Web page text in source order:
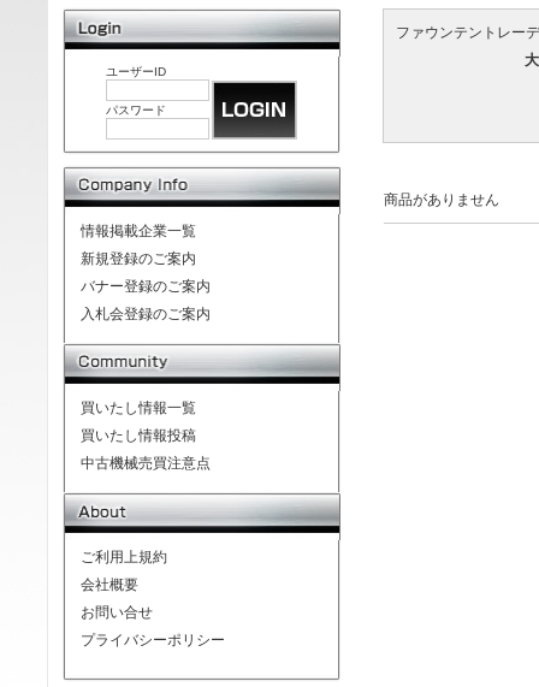
ファウンテントレー
商品がありません
ユーザーID
パスワード
情報掲載企業一覧
新規登録のご案内
バナー登録のご案内
入札会登録のご案内
買いたし情報一覧
買いたし情報投稿
中古機械売買注意点
ご利用上規約
会社概要
お問い合せ
プライバシーポリシー